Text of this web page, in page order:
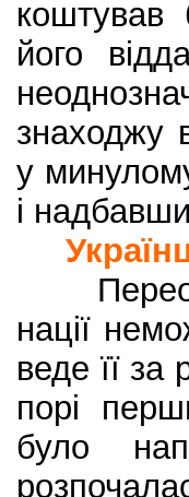
коштував
його
знаходжу
у
і
нації
веде її за
порі
було